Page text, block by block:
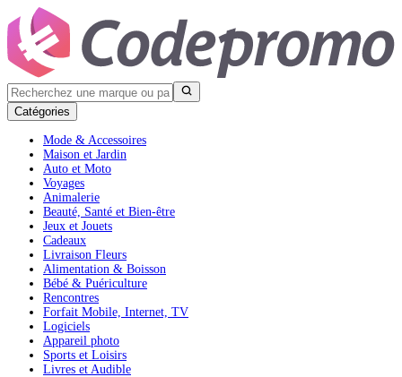
Catégories
Mode & Accessoires
Maison et Jardin
Auto et Moto
Voyages
Animalerie
Beauté, Santé et Bien-être
Jeux et Jouets
Cadeaux
Livraison Fleurs
Alimentation & Boisson
Bébé & Puériculture
Rencontres
Forfait Mobile, Internet, TV
Logiciels
Appareil photo
Sports et Loisirs
Livres et Audible